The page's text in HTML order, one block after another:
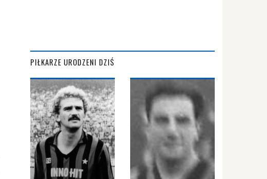
PIŁKARZE URODZENI DZIŚ